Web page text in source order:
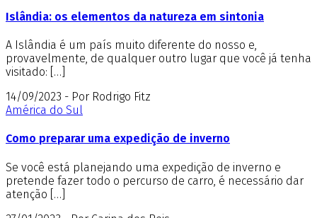
Islândia: os elementos da natureza em sintonia
A Islândia é um país muito diferente do nosso e,
provavelmente, de qualquer outro lugar que você já tenha
visitado: […]
14/09/2023 - Por Rodrigo Fitz
América do Sul
Como preparar uma expedição de inverno
Se você está planejando uma expedição de inverno e
pretende fazer todo o percurso de carro, é necessário dar
atenção […]